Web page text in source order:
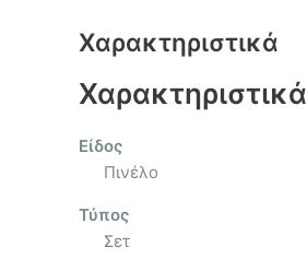
Χαρακτηριστικά
Χαρακτηριστικά
Είδος
Πινέλο
Τύπος
Σετ